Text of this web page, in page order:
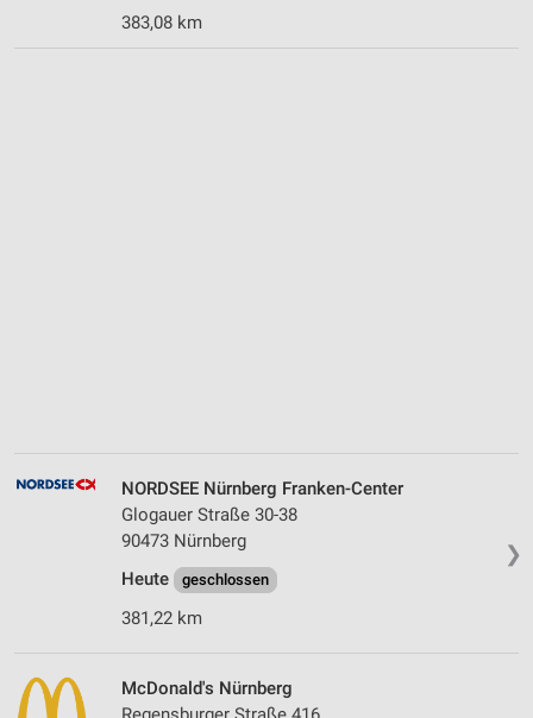
383,08 km
❯
NORDSEE Nürnberg Franken-Center
Glogauer Straße 30-38
90473 Nürnberg
Heute
geschlossen
381,22 km
McDonald's Nürnberg